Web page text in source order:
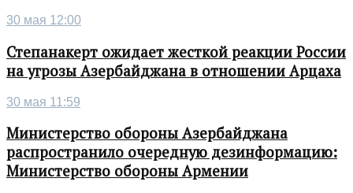
30 мая 12:00
Степанакерт ожидает жесткой реакции России
на угрозы Азербайджана в отношении Арцаха
30 мая 11:59
Министерство обороны Азербайджана
распространило очередную дезинформацию:
Министерство обороны Армении